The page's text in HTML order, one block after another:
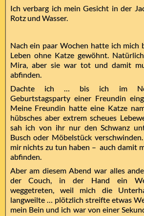
Ich verbarg ich mein Gesicht in der
Rotz und Wasser.
Nach ein paar Wochen hatte ich mich
Leben ohne Katze gewöhnt.
Mira, aber sie war tot und damit
abfinden.
Dachte ich … bis ich im
Geburtstagsparty einer Freundin
Meine Freundin hatte eine Katze
hübsches aber extrem scheues
sah ich von ihr nur den Schwanz
Busch oder Möbelstück
mir nichts zu tun haben – auch damit
abfinden.
Aber am diesem Abend war alles
der Couch, in der Hand ein
weggetreten, weil mich die
langweilte … plötzlich streifte etwas
mein Bein und ich war von einer